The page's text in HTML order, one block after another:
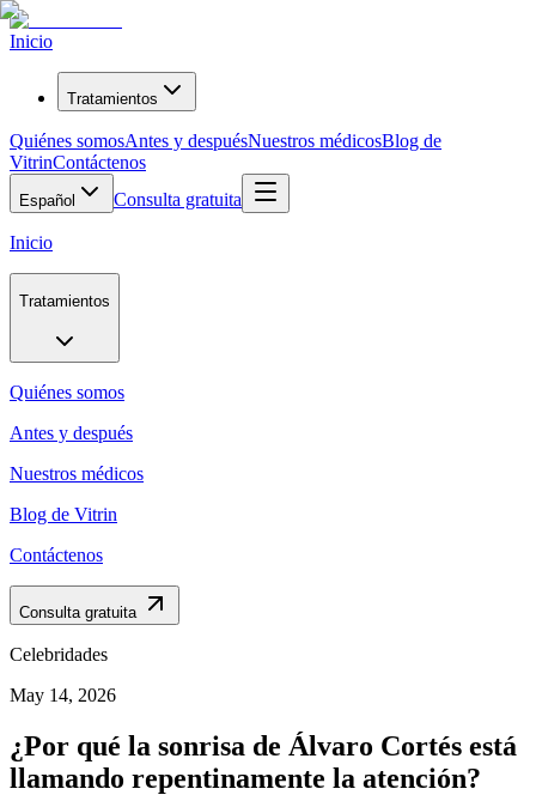
Inicio
Tratamientos
Quiénes somosAntes y despuésNuestros médicosBlog de
VitrinContáctenos
Español Consulta gratuita
Inicio
Tratamientos
Quiénes somos
Antes y después
Nuestros médicos
Blog de Vitrin
Contáctenos
Consulta gratuita
Celebridades
May 14, 2026
¿Por qué la sonrisa de Álvaro Cortés está
llamando repentinamente la atención?